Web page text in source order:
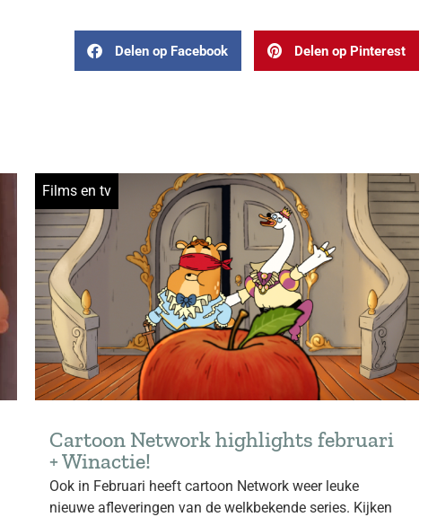
Delen op Facebook Delen op Pinterest
Films en tv
Cartoon Network highlights februari
+ Winactie!
Ook in Februari heeft cartoon Network weer leuke
nieuwe afleveringen van de welkbekende series. Kijken